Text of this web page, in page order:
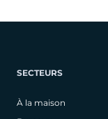
SECTEURS
À la maison